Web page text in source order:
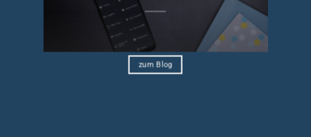
zum Blog